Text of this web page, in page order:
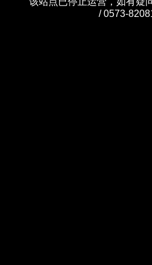
/ 0573-